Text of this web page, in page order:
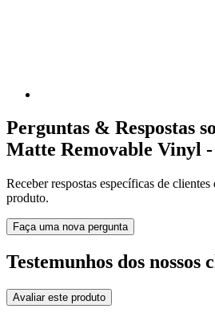
Perguntas & Respostas
Matte Removable Vinyl -
Receber respostas específicas de
produto.
Faça uma nova pergunta
Testemunhos dos nossos
Avaliar este produto